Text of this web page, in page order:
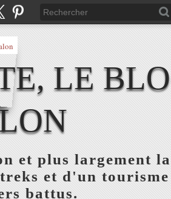
LE
et plus largement
et d'un tourisme
battus.